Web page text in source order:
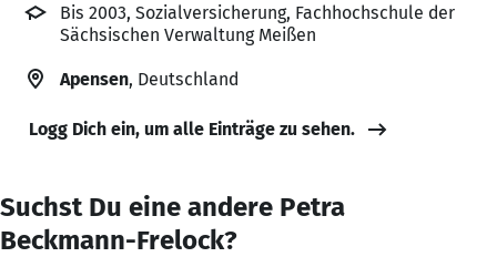
Bis 2003, Sozialversicherung, Fachhochschule der
Sächsischen Verwaltung Meißen
Apensen, Deutschland
Logg Dich ein, um alle Einträge zu sehen.
Suchst Du eine andere Petra
Beckmann-Frelock?